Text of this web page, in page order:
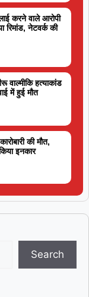
करने वाले आरोपी
रिमांड, नेटवर्क की
वाल्मीकि हत्याकांड
में हुई मौत
की मौत,
इनकार
Search